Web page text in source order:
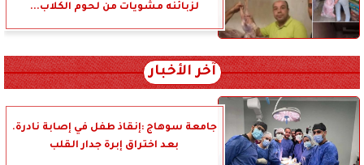
لزبائنه مشويات من لحوم الكلاب...
آخر الأخبار
جامعة سوهاج :إنقاذ طفل في إصابة نادرة.
بعد اختراق إبرة جدار القلب